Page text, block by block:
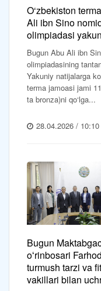
O‘zbekiston
Ali ibn Sino
olimpiadasi
Bugun Abu Ali ibn
olimpiadasining
Yakuniy natijalarga
terma jamoasi jami
ta bronza)ni qo‘lga...
28.04.2026 / 10:10
Bugun
oʻrinbosari
turmush tarzi va
vakillari bilan